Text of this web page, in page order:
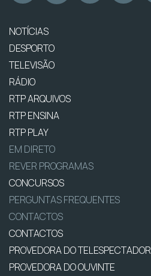
NOTÍCIAS
DESPORTO
TELEVISÃO
RÁDIO
RTP ARQUIVOS
RTP ENSINA
RTP PLAY
EM DIRETO
REVER PROGRAMAS
CONCURSOS
PERGUNTAS FREQUENTES
CONTACTOS
CONTACTOS
PROVEDORA DO TELESPECTADOR
PROVEDORA DO OUVINTE